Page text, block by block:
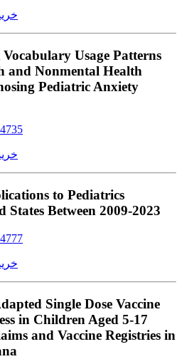
Usage Patterns
and Nonmental Health
Pediatric Anxiety
to Pediatrics
States Between 2009-2023
Single Dose Vaccine
in Children Aged 5-17
and Vaccine Registries in